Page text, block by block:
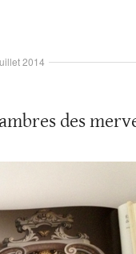
des
2014